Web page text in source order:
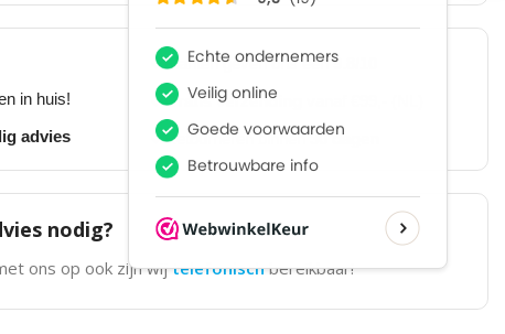
in huis!
advies
Klanten geven ons een9.8/10
Gratis verzending
Retourneren binnen30 dagen
nodig?
ons op ook zijn wijtelefonischbereikbaar!